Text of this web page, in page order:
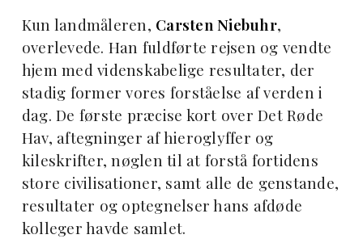
Kun landmåleren, Carsten Niebuhr,
overlevede. Han fuldførte rejsen og vendte
hjem med videnskabelige resultater, der
stadig former vores forståelse af verden i
dag. De første præcise kort over Det Røde
Hav, aftegninger af hieroglyffer og
kileskrifter, nøglen til at forstå fortidens
store civilisationer, samt alle de genstande,
resultater og optegnelser hans afdøde
kolleger havde samlet.